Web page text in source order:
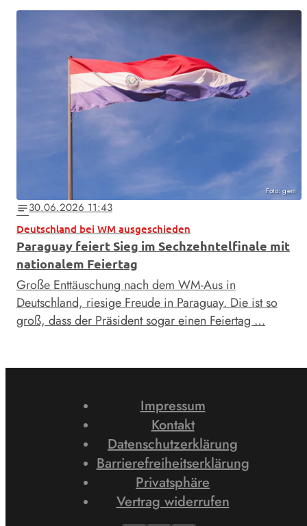
Foto: gem
notes30.06.2026 11:43
Deutschland bei WM ausgeschieden
Paraguay feiert Sieg im Sechzehntelfinale mit
nationalem Feiertag
Große Enttäuschung nach dem WM-Aus in
Deutschland, riesige Freude in Paraguay. Die ist so
groß, dass der Präsident sogar einen Feiertag …
Impressum
Kontakt
Datenschutzerklärung
Barrierefreiheitserklärung
Privatsphäre
Vertrag widerrufen